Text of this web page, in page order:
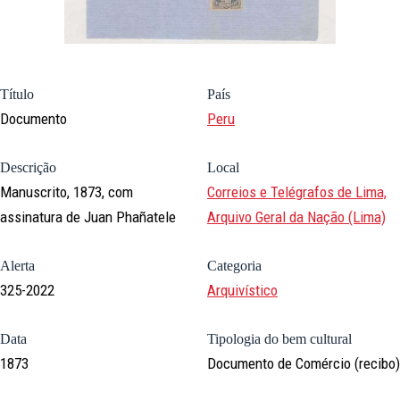
Título
Documento
Descrição
Manuscrito, 1873, com
assinatura de Juan Phañatele
Alerta
325-2022
Data
1873
País
Peru
Local
Correios e Telégrafos de Lima,
Arquivo Geral da Nação (Lima)
Categoria
Arquivístico
Tipologia do bem cultural
Documento de Comércio (recibo)